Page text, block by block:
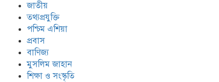
জাতীয়
তথ্যপ্রযুক্তি
পশ্চিম এশিয়া
প্রবাস
বাণিজ্য
মুসলিম জাহান
শিক্ষা ও সংস্কৃতি